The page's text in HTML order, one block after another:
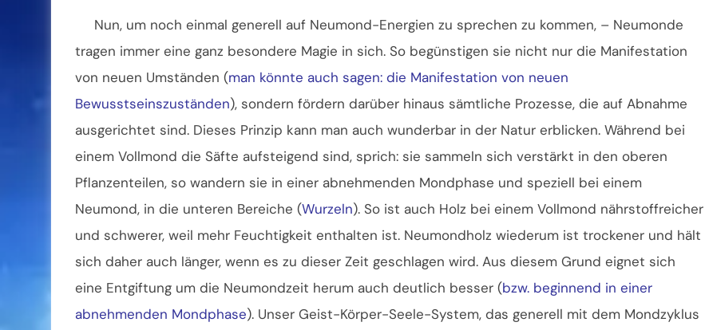
Nun, um noch einmal generell auf Neumond-Energien zu sprechen zu kommen, – Neumonde
tragen immer eine ganz besondere Magie in sich. So begünstigen sie nicht nur die Manifestation
von neuen Umständen (man könnte auch sagen: die Manifestation von neuen
Bewusstseinszuständen), sondern fördern darüber hinaus sämtliche Prozesse, die auf Abnahme
ausgerichtet sind. Dieses Prinzip kann man auch wunderbar in der Natur erblicken. Während bei
einem Vollmond die Säfte aufsteigend sind, sprich: sie sammeln sich verstärkt in den oberen
Pflanzenteilen, so wandern sie in einer abnehmenden Mondphase und speziell bei einem
Neumond, in die unteren Bereiche (Wurzeln). So ist auch Holz bei einem Vollmond nährstoffreicher
und schwerer, weil mehr Feuchtigkeit enthalten ist. Neumondholz wiederum ist trockener und hält
sich daher auch länger, wenn es zu dieser Zeit geschlagen wird. Aus diesem Grund eignet sich
eine Entgiftung um die Neumondzeit herum auch deutlich besser (bzw. beginnend in einer
abnehmenden Mondphase). Unser Geist-Körper-Seele-System, das generell mit dem Mondzyklus